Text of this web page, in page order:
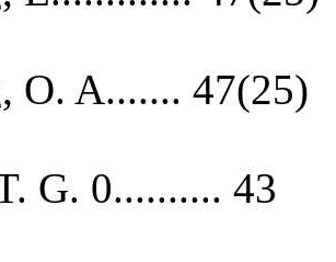
O. A....... 47(25)
G. 0.......... 43